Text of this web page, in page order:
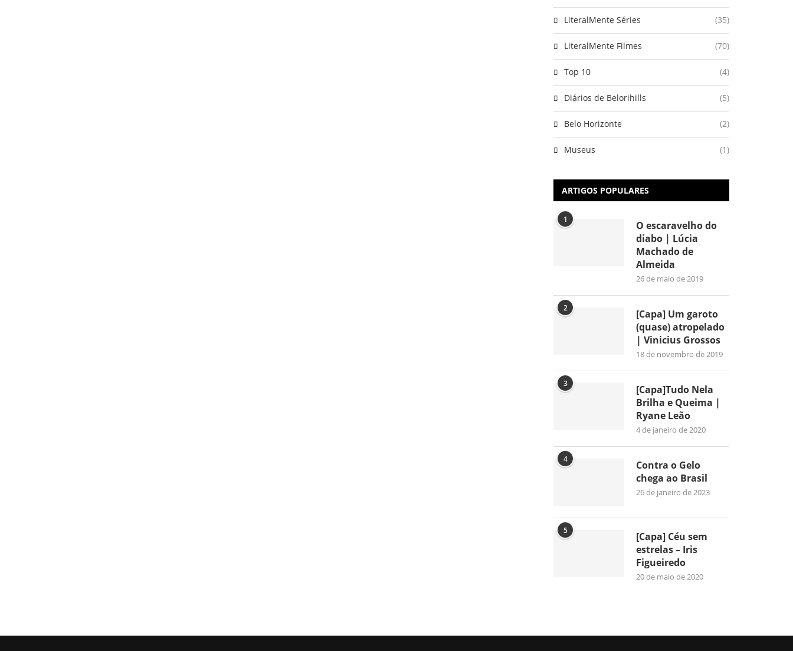
LiteralMente Séries (35)
LiteralMente Filmes (70)
Top 10 (4)
Diários de Belorihills (5)
Belo Horizonte (2)
Museus (1)
ARTIGOS POPULARES
1
O escaravelho do
diabo | Lúcia
Machado de
Almeida
26 de maio de 2019
2
[Capa] Um garoto
(quase) atropelado
| Vinicius Grossos
18 de novembro de 2019
3
[Capa]Tudo Nela
Brilha e Queima |
Ryane Leão
4 de janeiro de 2020
4
Contra o Gelo
chega ao Brasil
26 de janeiro de 2023
5
[Capa] Céu sem
estrelas – Iris
Figueiredo
20 de maio de 2020